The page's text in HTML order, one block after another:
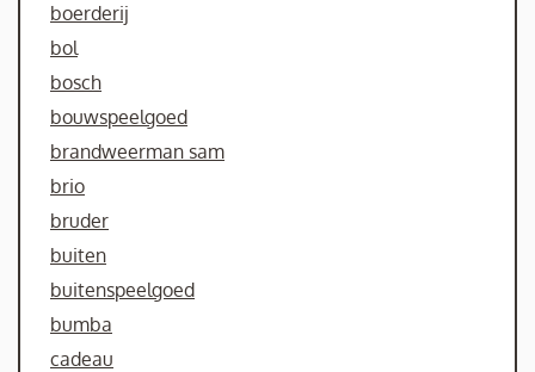
boerderij
bol
bosch
bouwspeelgoed
brandweerman sam
brio
bruder
buiten
buitenspeelgoed
bumba
cadeau